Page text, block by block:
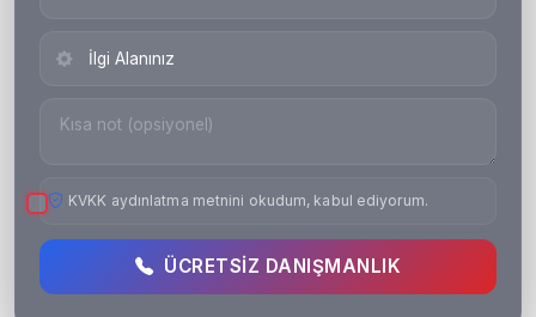
KVKK aydınlatma metnini okudum, kabul ediyorum.
ÜCRETSIZ DANIŞMANLIK